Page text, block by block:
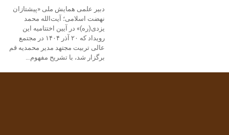
دبیر علمی همایش ملی «پیشتازان
نهضت اسلامی؛ آیت‌الله محمد
یزدی(ره)» در آیین اختتامیه این
رویداد که ۲۰ آذر ۱۴۰۴ در مجتمع
عالی تربیت مجتهد مدیر محمدیه قم
برگزار شد، با تشریح مفهوم…